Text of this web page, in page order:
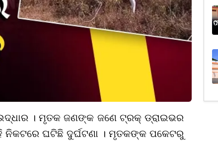
। ମୃତକ ଜଣଙ୍କ ଜଣେ ଟ୍ରକ୍ ଡ୍ରାଇଭର
ନିକଟରେ ଘଟିଛି ଦୁର୍ଘଟଣା । ମୃତକଙ୍କ ପକେଟରୁ